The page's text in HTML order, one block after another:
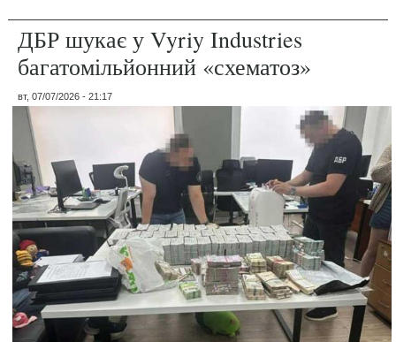
ДБР шукає у Vyriy Industries
багатомільйонний «схематоз»
вт, 07/07/2026 - 21:17